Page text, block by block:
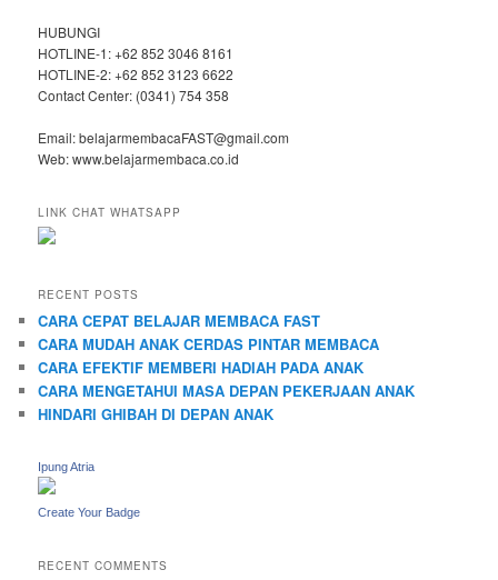
HUBUNGI
HOTLINE-1: +62 852 3046 8161
HOTLINE-2: +62 852 3123 6622
Contact Center: (0341) 754 358
Email: belajarmembacaFAST@gmail.com
Web: www.belajarmembaca.co.id
LINK CHAT WHATSAPP
RECENT POSTS
CARA CEPAT BELAJAR MEMBACA FAST
CARA MUDAH ANAK CERDAS PINTAR MEMBACA
CARA EFEKTIF MEMBERI HADIAH PADA ANAK
CARA MENGETAHUI MASA DEPAN PEKERJAAN ANAK
HINDARI GHIBAH DI DEPAN ANAK
Ipung Atria
Create Your Badge
RECENT COMMENTS